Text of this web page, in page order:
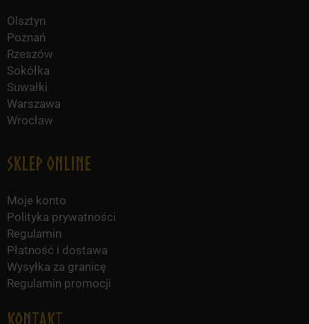
Olsztyn
Poznań
Rzeszów
Sokółka
Suwałki
Warszawa
Wrocław
Sklep online
Moje konto
Polityka prywatności
Regulamin
Płatność i dostawa
Wysyłka za granicę
Regulamin promocji
KONTAKT